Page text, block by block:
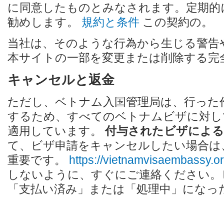
に同意したものとみなされます。定期
勧めします。 規約と条件 この契約の。
当社は、そのような行為から生じる警
本サイトの一部を変更または削除する
キャンセルと返金
ただし、ベトナム入国管理局は、行っ
するため、すべてのベトナムビザに対
適用しています。付与されたビザによ
て、ビザ申請をキャンセルしたい場合
重要です。
https://
しないように、すぐにご連絡ください
「支払い済み」または「処理中」にな